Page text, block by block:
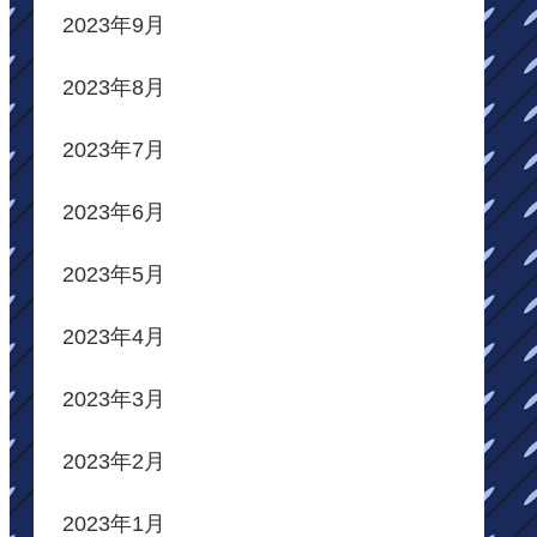
2023年9月
2023年8月
2023年7月
2023年6月
2023年5月
2023年4月
2023年3月
2023年2月
2023年1月